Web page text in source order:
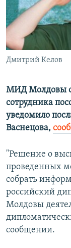
ПОБЕДИТЕЛЕЙ
ELIFBE
УКРАИНСКАЯ
Дмитрий Келов
МИД Молдовы
сотрудника
уведомило
Васнецова,
"Решение о
проведенных
собрать
российский
Молдовы
сообщении.